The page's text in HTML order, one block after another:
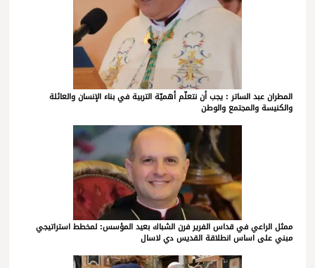
المطران عبد الساتر : يجب أن نتعلّم أهميّة التربية في بناء الإنسان والعائلة
والكنيسة والمجتمع والوطن
ممثل الراعي في قداس الفرير فرن الشباك بعيد المؤسس: لمخطط استراتيجي
مبني على اساس انطلاقة القديس دي لاسال